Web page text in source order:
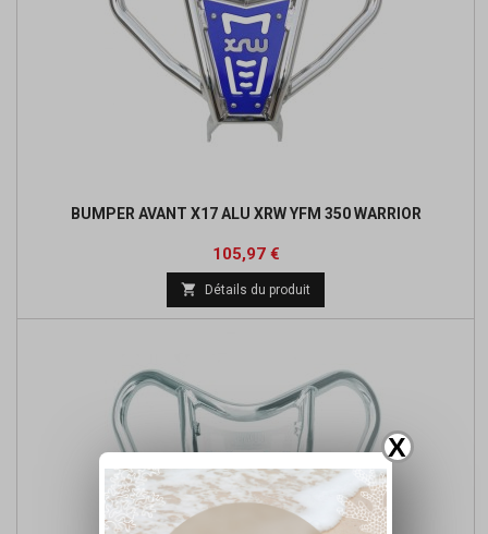
X
BUMPER AVANT X17 ALU XRW YFM 350 WARRIOR
Prix
105,97 €Prix
de
base
 Détails du produit